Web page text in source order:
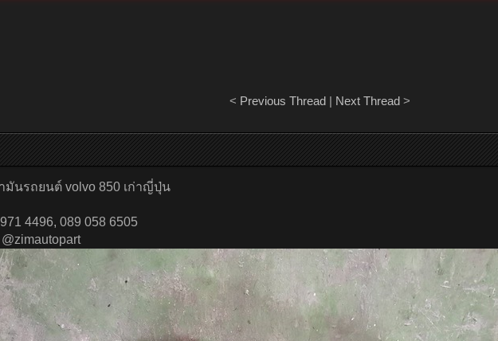
< Previous Thread| Next Thread>
มันรถยนต์ volvo 850 เก่าญี่ปุ่น
4496, 089 058 6505
@zimautopart